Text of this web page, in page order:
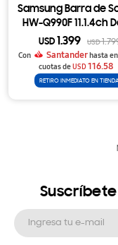
Samsung Barra de
HW-Q990F 11.1.4ch
Atmos con
Parlantes
Inalámbricos
USD 1.399 USD
Con
Santanderhasta
cuotas deUSD116.58
RETIRO INMEDIATO EN